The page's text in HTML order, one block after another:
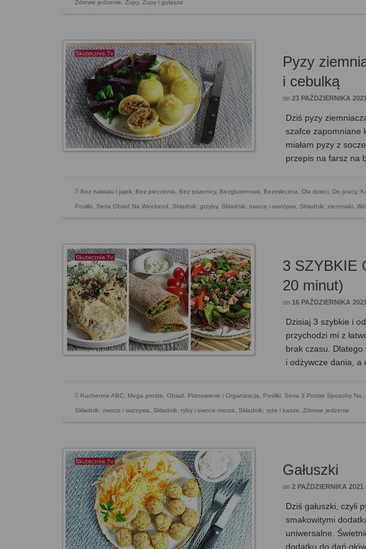
Zdrowe jedzenie, Zupy, Zupy i gulasze
Pyzy
i cebulką
on23 PAŹDZIERNIKA 2021
Dziś pyzy
szafce zapomniane
miałam pyzy z
przepis na farsz na
Bez nabiału i jajek, Bez pieczenia, Bez pszenicy, Bezglutenowa, Bezmleczna, Dla dzieci, Do pracy,
Posiłki, Seria Obiad Na Weekend, Składnik: grzyby, Składnik: owoce i warzywa, Składnik: ziemniaki,
3 SZYBKIE
20 minut)
on 16 PAŹDZIERNIKA 2021
Dzisiaj 3 szybkie i
przychodzi mi z
brak czasu.
i odżywcze dania,
Kuchenne ABC, Mega proste, Obiad, Planowanie i Organizacja, Posiłki, Seria 3 Proste Sposoby Na...
Składnik: owoce i warzywa, Składnik: ryby i owoce morza, Składnik: ryże i kasze, Zdrowe jedzenie
Gałuszki
on2 PAŹDZIERNIKA 2021
Dziś gałuszki, czyli
smakowitymi
uniwersalne.
dodatku do dań